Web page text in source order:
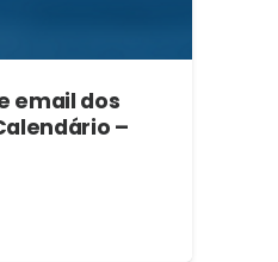
email dos
–